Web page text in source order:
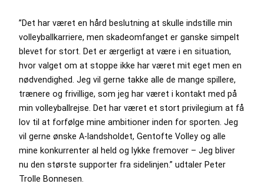
”Det har været en hård beslutning at skulle indstille min
volleyballkarriere, men skadeomfanget er ganske simpelt
blevet for stort. Det er ærgerligt at være i en situation,
hvor valget om at stoppe ikke har været mit eget men en
nødvendighed. Jeg vil gerne takke alle de mange spillere,
trænere og frivillige, som jeg har været i kontakt med på
min volleyballrejse. Det har været et stort privilegium at få
lov til at forfølge mine ambitioner inden for sporten. Jeg
vil gerne ønske A-landsholdet, Gentofte Volley og alle
mine konkurrenter al held og lykke fremover – Jeg bliver
nu den største supporter fra sidelinjen.” udtaler Peter
Trolle Bonnesen.